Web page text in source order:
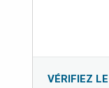
VÉRIFIEZ